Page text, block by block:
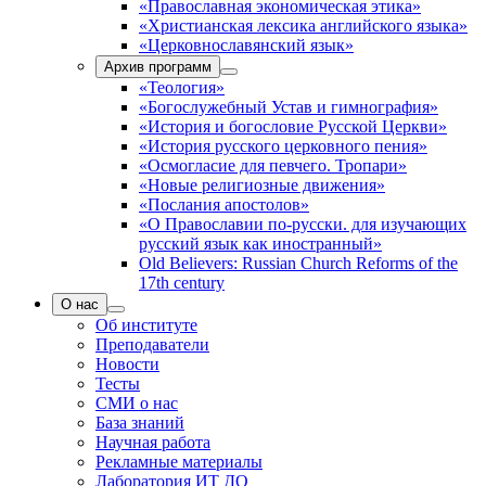
«Православная экономическая этика»
«Христианская лексика английского языка»
«Церковнославянский язык»
Архив программ
«Теология»
«Богослужебный Устав и гимнография»
«История и богословие Русской Церкви»
«История русского церковного пения»
«Осмогласие для певчего. Тропари»
«Новые религиозные движения»
«Послания апостолов»
«О Православии по-русски. для изучающих
русский язык как иностранный»
Old Believers: Russian Church Reforms of the
17th century
О нас
Об институте
Преподаватели
Новости
Тесты
СМИ о нас
База знаний
Научная работа
Рекламные материалы
Лаборатория ИТ ДО